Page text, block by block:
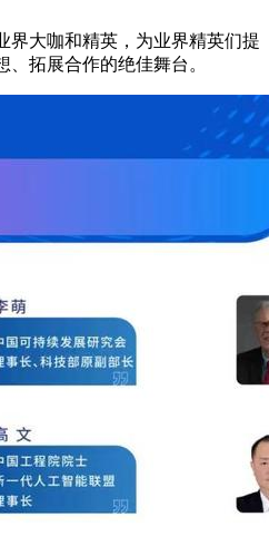
大咖和精英，为业界精英们提
拓展合作的绝佳舞台。